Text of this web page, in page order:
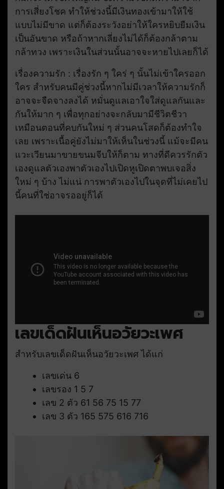
การเสี่ยงโชค ทำให้ช่วงนี้มีเงินทองเข้ามาให้ใช้
แบบไม่มีขาด แต่ก็ต้องระวังอย่าให้ใครหยิบยืมเงิน
เป็นอันขาด หรือถ้าหากเลี่ยงไม่ได้ก็ต้องกล้าตาม
กล้าทวง เพราะเงินในส่วนนั้นอาจจะหายไปเลยก็ได้
เรื่องความรัก : เรื่องรัก ๆ ใคร่ ๆ นั้นไม่เข้าใครออก
ใคร สำหรับคนมีคู่ช่วงนี้หากไม่มีเวลาให้ความรักก็
อาจจะจืดจางลงได้ หมั่นดูแลเอาใจใส่ดูแลกันและ
กันให้มาก ๆ เพื่อทุกอย่างจะกลับมามีชีวิตชีวา
เหมือนตอนที่คบกันใหม่ ๆ ส่วนคนโสดก็ต้องทำใจ
เลย เพราะเนื้อคู่ยังไม่มาให้เห็นในช่วงนี้ แม้จะมีคน
แวะเวียนมาขายขนมจีบให้ก็ตาม ทางที่ดีควรรักตัว
เองดูแลตัวเองพาตัวเองไปเปิดหูเปิดตาพบเจอสิ่ง
ใหม่ ๆ บ้าง ไม่แน่ การพาตัวเองไปในจุดที่ไม่เคยไป
นี้คนที่ใช่อาจรออยู่ก็ได้
เลขเด็ดฝันเห็นอวัยวะเพศ
สำหรับเลขเด็ดฝันเห็นอวัยวะเพศ ได้แก่
เลขเด่น 6
เลขรอง 1 5 7
เลข 2 ตัว 61 56 75 15 77
เลข 3 ตัว 165 575 616 716